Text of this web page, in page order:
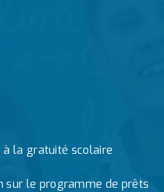
la gratuité scolaire
sur le programme de prêts